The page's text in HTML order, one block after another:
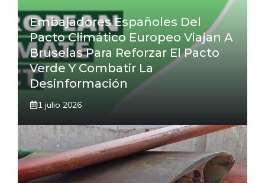
Embajadores Españoles Del
Pacto Climático Europeo Viajan A
Bruselas Para Reforzar El Pacto
Verde Y Combatir La
Desinformación
1 julio 2026